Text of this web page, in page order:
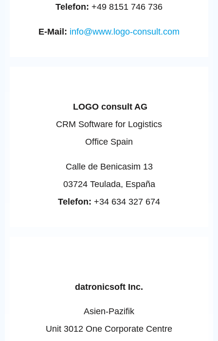
Telefon: +49 8151 746 736
E-Mail: info@www.logo-consult.com
LOGO consult AG
CRM Software for Logistics
Office Spain
Calle de Benicasim 13
03724 Teulada, España
Telefon: +34 634 327 674
datronicsoft Inc.
Asien-Pazifik
Unit 3012 One Corporate Centre